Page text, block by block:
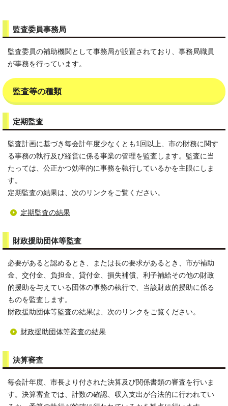
監査委員事務局
監査委員の補助機関として事務局が設置されており、事務局職員
が事務を行っています。
監査等の種類
定期監査
監査計画に基づき毎会計年度少なくとも1回以上、市の財務に関す
る事務の執行及び経営に係る事業の管理を監査します。監査に当
たっては、公正かつ効率的に事務を執行しているかを主眼にしま
す。
定期監査の結果は、次のリンクをご覧ください。
定期監査の結果
財政援助団体等監査
必要があると認めるとき、または長の要求があるとき、市が補助
金、交付金、負担金、貸付金、損失補償、利子補給その他の財政
的援助を与えている団体の事務の執行で、当該財政的授助に係る
ものを監査します。
財政援助団体等監査の結果は、次のリンクをご覧ください。
財政援助団体等監査の結果
決算審査
毎会計年度、市長より付された決算及び関係書類の審査を行いま
す。決算審査では、計数の確認、収入支出が合法的に行われてい